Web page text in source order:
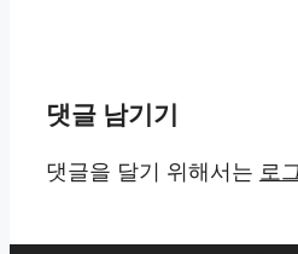
댓글 남기기
댓글을 달기 위해서는 로